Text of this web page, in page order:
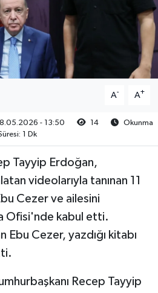
A- A+
- 13:50 14
Okunma
1 Dk
Tayyip Erdoğan,
videolarıyla tanınan 11
Cezer ve ailesini
Ofisi'nde kabul etti.
Ebu Cezer, yazdığı kitabı
Recep Tayyip